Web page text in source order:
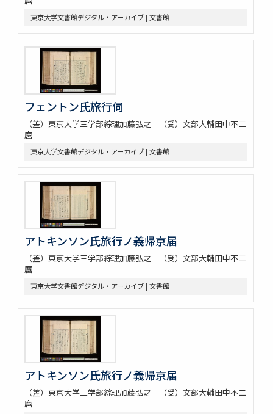
東京大学文書館デジタル・アーカイブ | 文書館
フェントン氏旅行伺
（差）東京大学三学部綜理加藤弘之 （受）文部大輔田中不二
麿
東京大学文書館デジタル・アーカイブ | 文書館
アトキンソン氏旅行ノ義帰京届
（差）東京大学三学部綜理加藤弘之 （受）文部大輔田中不二
麿
東京大学文書館デジタル・アーカイブ | 文書館
アトキンソン氏旅行ノ義帰京届
（差）東京大学三学部綜理加藤弘之 （受）文部大輔田中不二
麿